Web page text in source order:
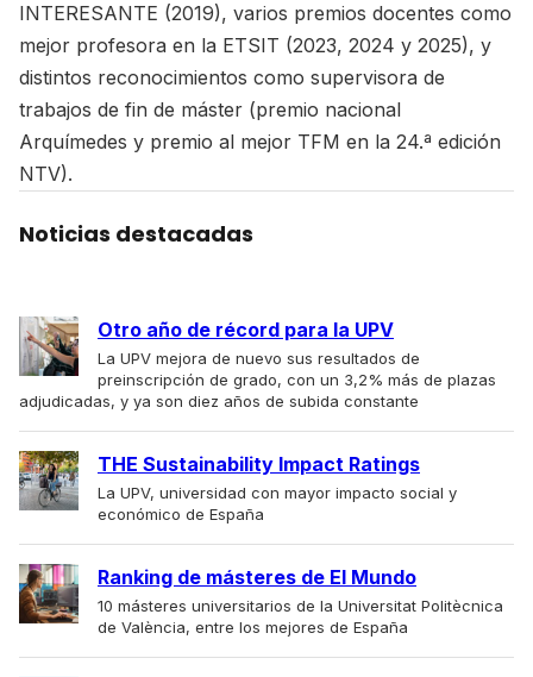
INTERESANTE (2019), varios premios docentes como
mejor profesora en la ETSIT (2023, 2024 y 2025), y
distintos reconocimientos como supervisora de
trabajos de fin de máster (premio nacional
Arquímedes y premio al mejor TFM en la 24.ª edición
NTV).
Noticias destacadas
Otro año de récord para la UPV
La UPV mejora de nuevo sus resultados de
preinscripción de grado, con un 3,2% más de plazas
adjudicadas, y ya son diez años de subida constante
THE Sustainability Impact Ratings
La UPV, universidad con mayor impacto social y
económico de España
Ranking de másteres de El Mundo
10 másteres universitarios de la Universitat Politècnica
de València, entre los mejores de España